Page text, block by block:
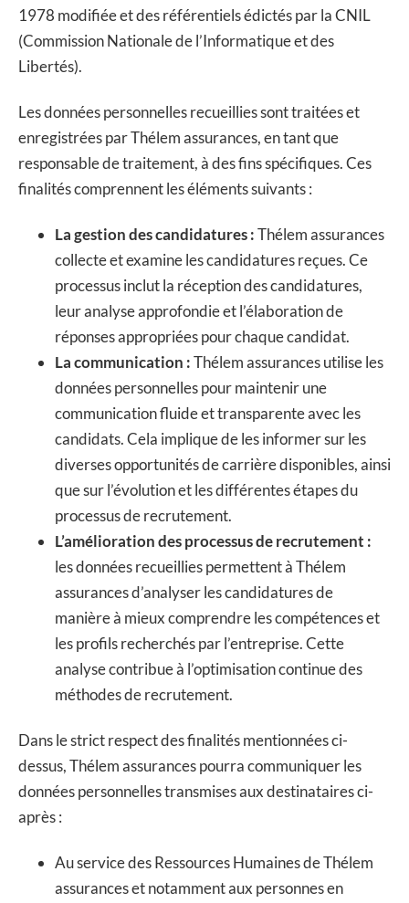
1978 modifiée et des référentiels édictés par la CNIL
(Commission Nationale de l’Informatique et des
Libertés).
Les données personnelles recueillies sont traitées et
enregistrées par Thélem assurances, en tant que
responsable de traitement, à des fins spécifiques. Ces
finalités comprennent les éléments suivants :
La gestion des candidatures :Thélem assurances
collecte et examine les candidatures reçues. Ce
processus inclut la réception des candidatures,
leur analyse approfondie et l’élaboration de
réponses appropriées pour chaque candidat.
La communication :Thélem assurances utilise les
données personnelles pour maintenir une
communication fluide et transparente avec les
candidats. Cela implique de les informer sur les
diverses opportunités de carrière disponibles, ainsi
que sur l’évolution et les différentes étapes du
processus de recrutement.
L’amélioration des processus de recrutement :
les données recueillies permettent à Thélem
assurances d’analyser les candidatures de
manière à mieux comprendre les compétences et
les profils recherchés par l’entreprise. Cette
analyse contribue à l’optimisation continue des
méthodes de recrutement.
Dans le strict respect des finalités mentionnées ci-
dessus, Thélem assurances pourra communiquer les
données personnelles transmises aux destinataires ci-
après :
Au service des Ressources Humaines de Thélem
assurances et notamment aux personnes en